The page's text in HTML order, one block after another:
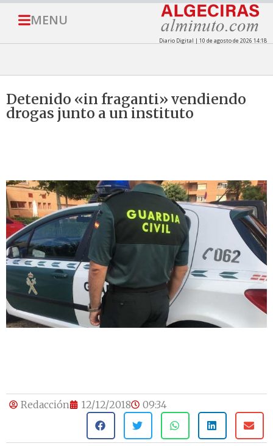
MENU
Diario Digital | 10 de agosto de 2026 14:18
Detenido «in fraganti» vendiendo
drogas junto a un instituto
Redacción 12/12/2018 09:34